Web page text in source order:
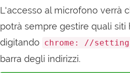
L'accesso al microfono verrà
potrà sempre gestire quali
digitando chrome: //
barra degli indirizzi.